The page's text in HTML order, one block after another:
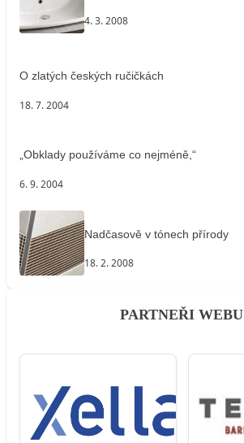
4. 3. 2008
O zlatých českých ručičkách
18. 7. 2004
„Obklady používáme co nejméně,“
6. 9. 2004
Nadčasově v tónech přírody
18. 2. 2008
PARTNEŘI WEBU